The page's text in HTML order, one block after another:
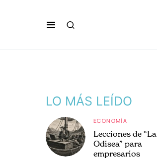
LO MÁS LEÍDO
ECONOMÍA
Lecciones de “La
Odisea” para
empresarios